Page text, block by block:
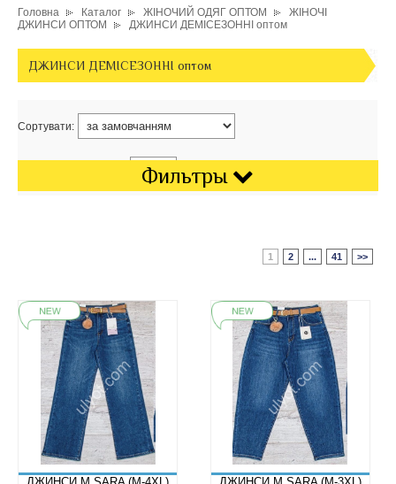
Головна Каталог ЖІНОЧИЙ ОДЯГ ОПТОМ
ЖІНОЧІ
ДЖИНСИ ОПТОМ
ДЖИНСИ ДЕМІСЕЗОННІ оптом
Фильтры
ДЖИНСИ ДЕМІСЕЗОННІ оптом
Сортувати:
1 2 ... 41 >>